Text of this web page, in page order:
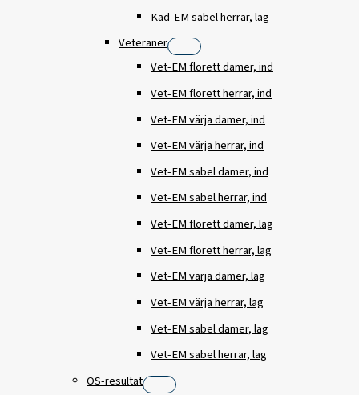
Kad-EM sabel herrar, lag
Veteraner
Vet-EM florett damer, ind
Vet-EM florett herrar, ind
Vet-EM värja damer, ind
Vet-EM värja herrar, ind
Vet-EM sabel damer, ind
Vet-EM sabel herrar, ind
Vet-EM florett damer, lag
Vet-EM florett herrar, lag
Vet-EM värja damer, lag
Vet-EM värja herrar, lag
Vet-EM sabel damer, lag
Vet-EM sabel herrar, lag
OS-resultat